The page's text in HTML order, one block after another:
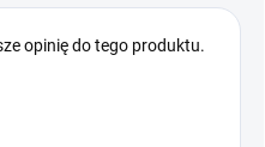
opinię do tego produktu.